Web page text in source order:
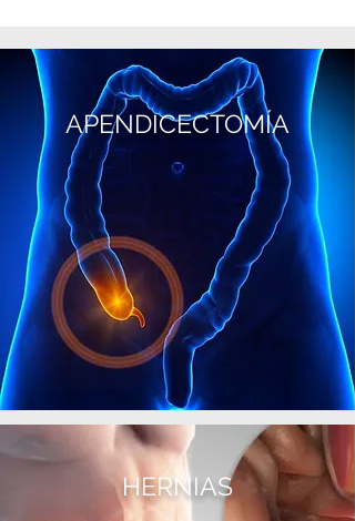
APENDICECTOMÍA
HERNIAS